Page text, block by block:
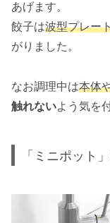
あげます。
餃子は波型プレー
がりました。
なお調理中は本体
触れないよう気を
「ミニポット